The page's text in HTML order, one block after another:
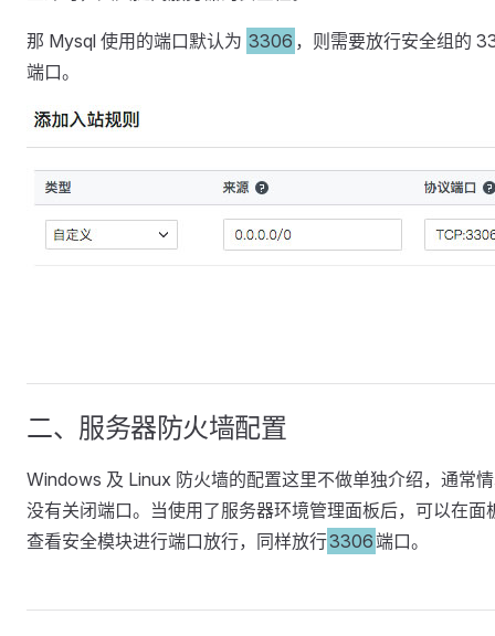
那 Mysql 使用的端口默认为 3306 ，则需要放行安全组的
端口。
二、服务器防火墙配置
Windows 及 Linux 防火墙的配置这里不做单独介绍，通常
没有关闭端口。当使用了服务器环境管理面板后，可以在面
查看安全模块进行端口放行，同样放行3306端口。